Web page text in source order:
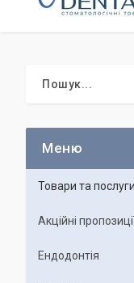
Товари та послуги
Акційні
Ендодонтія